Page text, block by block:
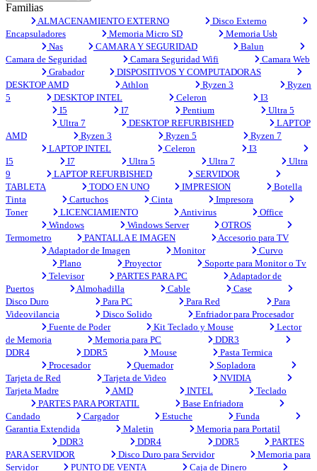
Familias
ALMACENAMIENTO EXTERNO
Disco Externo
Encapsuladores
Memoria Micro SD
Memoria Usb
Nas
CAMARA Y SEGURIDAD
Balun
Camara de Seguridad
Camara Seguridad Wifi
Camara Web
Grabador
DISPOSITIVOS Y COMPUTADORAS
DESKTOP AMD
Athlon Ryzen 3
Ryzen
5
DESKTOP INTEL Celeron
I3
I5
I7 Pentium
Ultra 5
Ultra 7
DESKTOP REFURBISHED
LAPTOP
AMD
Ryzen 3 Ryzen 5
Ryzen 7
LAPTOP INTEL
Celeron
I3
I5
I7 Ultra 5 Ultra 7
Ultra
9
LAPTOP REFURBISHED
SERVIDOR
TABLETA
TODO EN UNO IMPRESION
Botella
Tinta
Cartuchos Cinta
Impresora
Toner
LICENCIAMIENTO Antivirus
Office
Windows
Windows Server
OTROS
Termometro
PANTALLA E IMAGEN
Accesorio para TV
Adaptador de Imagen
Monitor
Curvo
Plano
Proyector
Soporte para Monitor o Tv
Televisor
PARTES PARA PC
Adaptador de
Puertos
Almohadilla Cable
Case
Disco Duro
Para PC Para Red
Para
Videovilancia
Disco Solido
Enfriador para Procesador
Fuente de Poder
Kit Teclado y Mouse
Lector
de Memoria
Memoria para PC
DDR3
DDR4
DDR5 Mouse
Pasta Termica
Procesador
Quemador
Sopladora
Tarjeta de Red
Tarjeta de Video
NVIDIA
Tarjeta Madre
AMD INTEL
Teclado
PARTES PARA PORTATIL
Base Enfriadora
Candado
Cargador Estuche
Funda
Garantia Extendida
Maletin
Memoria para Portatil
DDR3
DDR4 DDR5
PARTES
PARA SERVIDOR
Disco Duro para Servidor
Memoria para
Servidor
PUNTO DE VENTA Caja de Dinero